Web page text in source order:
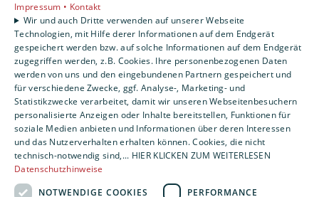
Impressum • Kontakt
Wir und auch Dritte verwenden auf unserer Webseite
Technologien, mit Hilfe derer Informationen auf dem Endgerät
gespeichert werden bzw. auf solche Informationen auf dem Endgerät
zugegriffen werden, z.B. Cookies. Ihre personenbezogenen Daten
werden von uns und den eingebundenen Partnern gespeichert und
für verschiedene Zwecke, ggf. Analyse-, Marketing- und
Statistikzwecke verarbeitet, damit wir unseren Webseitenbesuchern
personalisierte Anzeigen oder Inhalte bereitstellen, Funktionen für
soziale Medien anbieten und Informationen über deren Interessen
und das Nutzerverhalten erhalten können. Cookies, die nicht
technisch-notwendig sind,... HIER KLICKEN ZUM WEITERLESEN
Datenschutzhinweise
NOTWENDIGE COOKIES
PERFORMANCE